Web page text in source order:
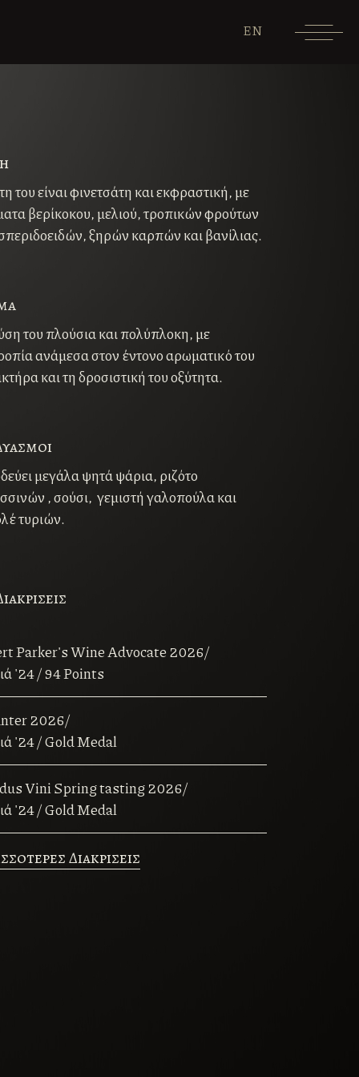
EN
του είναι φινετσάτη και εκφραστική, µε
βερίκοκου, μελιού, τροπικών φρούτων
ξηρών καρπών και βανίλιας.
του πλούσια και πολύπλοκη, με
ανάμεσα στον έντονο αρωματικό του
και τη δροσιστική του οξύτητα.
μεγάλα ψητά ψάρια, ριζότο
, σούσι, γεμιστή γαλοπούλα και
τυριών.
Parker's Wine Advocate 2026/
'24 / 94 Points
2026/
'24 / Gold Medal
Vini Spring tasting 2026/
'24 / Gold Medal
Διακρισεις